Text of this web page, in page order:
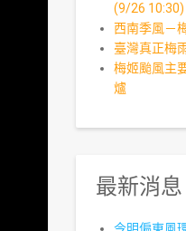
(9/26 10:30)
西南季風－
臺灣真正梅
梅姬颱風主
爐
最新消息